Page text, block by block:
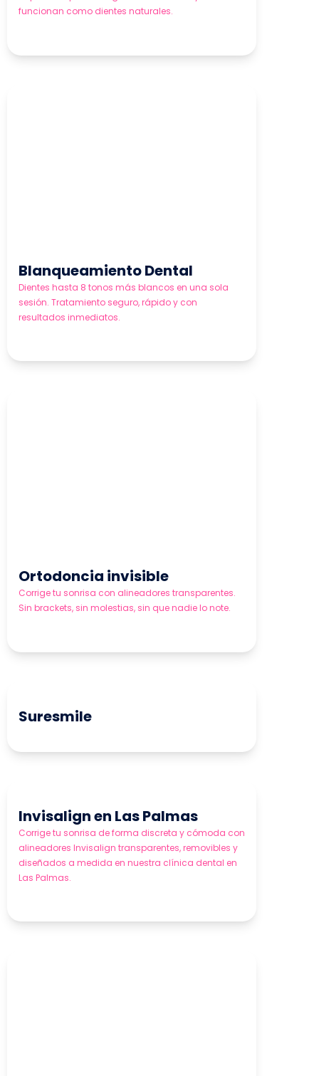
funcionan como dientes naturales.
Blanqueamiento Dental
Dientes hasta 8 tonos más blancos en una sola
sesión. Tratamiento seguro, rápido y con
resultados inmediatos.
Ortodoncia invisible
Corrige tu sonrisa con alineadores transparentes.
Sin brackets, sin molestias, sin que nadie lo note.
Suresmile
Invisalign en Las Palmas
Corrige tu sonrisa de forma discreta y cómoda con
alineadores Invisalign transparentes, removibles y
diseñados a medida en nuestra clínica dental en
Las Palmas.